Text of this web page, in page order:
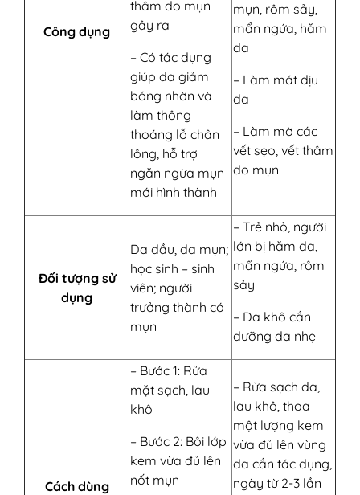
Công dụng
thâm do mụn
gây ra
– Có tác dụng
giúp da giảm
bóng nhờn và
làm thông
thoáng lỗ chân
lông, hỗ trợ
ngăn ngừa mụn
mới hình thành
mụn, rôm sảy,
mẩn ngứa, hăm
da
– Làm mát dịu
da
– Làm mờ các
vết sẹo, vết thâm
do mụn
Đối tượng sử
dụng
Da dầu, da mụn;
học sinh – sinh
viên; người
trưởng thành có
mụn
– Trẻ nhỏ, người
lớn bị hăm da,
mẩn ngứa, rôm
sảy
– Da khô cần
dưỡng da nhẹ
Cách dùng
– Bước 1: Rửa
mặt sạch, lau
khô
– Bước 2: Bôi lớp
kem vừa đủ lên
nốt mụn
– Rửa sạch da,
lau khô, thoa
một lượng kem
vừa đủ lên vùng
da cần tác dụng,
ngày từ 2-3 lần